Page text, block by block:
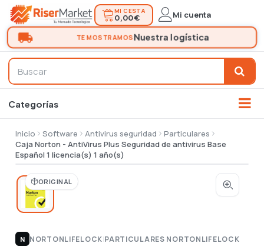
MI CESTA
0,00 € Mi cuenta
Inicio Software Antivirus seguridad
Particulares
Caja Norton - AntiVirus Plus Seguridad de antivirus Base
Español 1 licencia(s) 1 año(s)
ORIGINAL
N NORTONLIFELOCK|PARTICULARES NORTONLIFELOCK